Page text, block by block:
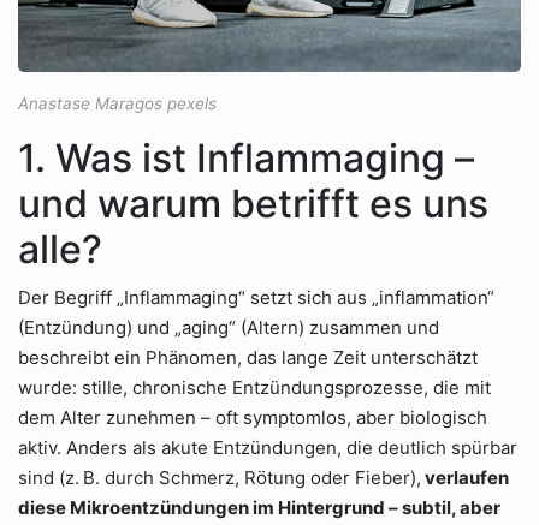
Anastase Maragos pexels
1. Was ist Inflammaging –
und warum betrifft es uns
alle?
Der Begriff „Inflammaging“ setzt sich aus „inflammation“
(Entzündung) und „aging“ (Altern) zusammen und
beschreibt ein Phänomen, das lange Zeit unterschätzt
wurde: stille, chronische Entzündungsprozesse, die mit
dem Alter zunehmen – oft symptomlos, aber biologisch
aktiv. Anders als akute Entzündungen, die deutlich spürbar
sind (z. B. durch Schmerz, Rötung oder Fieber), verlaufen
diese Mikroentzündungen im Hintergrund – subtil, aber